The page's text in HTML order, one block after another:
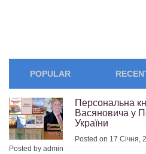
POPULAR
Персональна
Васяновича у
України
Posted on 17 Січня,
Posted by admin